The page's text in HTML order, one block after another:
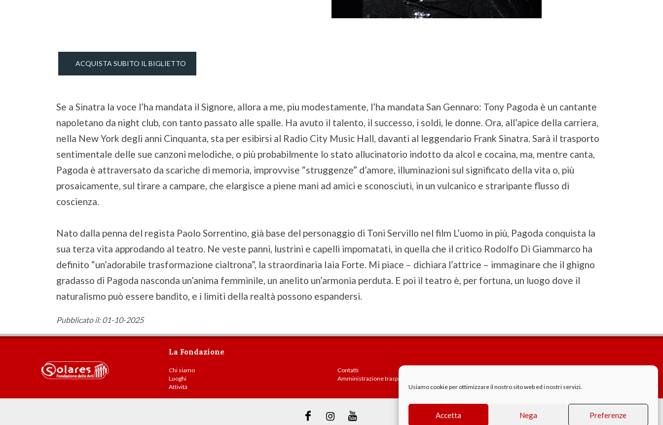
Usiamo cookie per ottimizzare il nostro sito web ed i nostri servizi.
Accetta Nega Preferenze
ACQUISTA SUBITO IL BIGLIETTO
Se a Sinatra la voce l’ha mandata il Signore, allora a me, piu modestamente, l’ha mandata San Gennaro: Tony Pagoda è un cantante
napoletano da night club, con tanto passato alle spalle. Ha avuto il talento, il successo, i soldi, le donne. Ora, all’apice della carriera,
nella New York degli anni Cinquanta, sta per esibirsi al Radio City Music Hall, davanti al leggendario Frank Sinatra. Sarà il trasporto
sentimentale delle sue canzoni melodiche, o più probabilmente lo stato allucinatorio indotto da alcol e cocaina, ma, mentre canta,
Pagoda è attraversato da scariche di memoria, improvvise “struggenze” d’amore, illuminazioni sul significato della vita o, più
prosaicamente, sul tirare a campare, che elargisce a piene mani ad amici e sconosciuti, in un vulcanico e straripante flusso di
coscienza.
Nato dalla penna del regista Paolo Sorrentino, già base del personaggio di Toni Servillo nel film L’uomo in più, Pagoda conquista la
sua terza vita approdando al teatro. Ne veste panni, lustrini e capelli impomatati, in quella che il critico Rodolfo Di Giammarco ha
definito “un’adorabile trasformazione cialtrona”, la straordinaria Iaia Forte. Mi piace – dichiara l’attrice – immaginare che il ghigno
gradasso di Pagoda nasconda un’anima femminile, un anelito un’armonia perduta. E poi il teatro è, per fortuna, un luogo dove il
naturalismo può essere bandito, e i limiti della realtà possono espandersi.
Pubblicato il: 01-10-2025
La Fondazione
Chi siamo
Luoghi
Attività
Contatti
Amministrazione trasparente